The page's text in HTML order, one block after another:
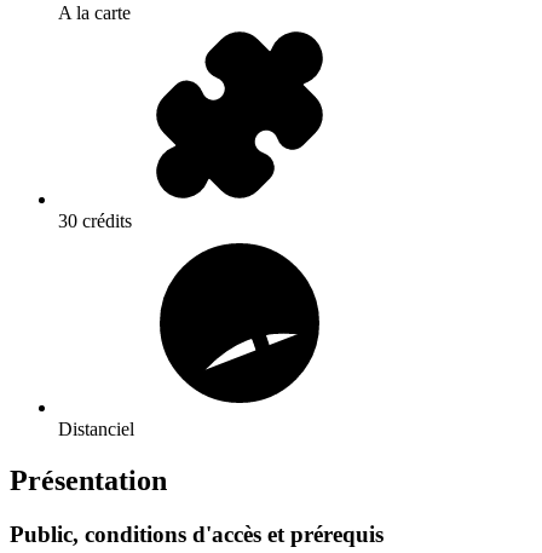
A la carte
30 crédits
Distanciel
Présentation
Public, conditions d'accès et prérequis